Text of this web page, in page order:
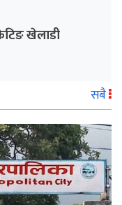
खेलाडी
सबै